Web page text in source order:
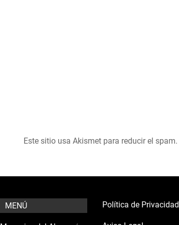
Este sitio usa Akismet para reducir el spam.
MENÚ Política de Privacidad